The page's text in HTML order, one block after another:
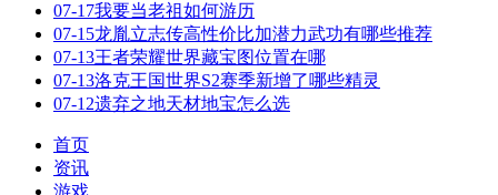
07-17我要当老祖如何游历
07-15龙胤立志传高性价比加潜力武功有哪些推荐
07-13王者荣耀世界藏宝图位置在哪
07-13洛克王国世界S2赛季新增了哪些精灵
07-12遗弃之地天材地宝怎么选
首页
资讯